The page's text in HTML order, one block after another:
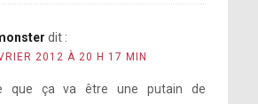
dit :
2012 À 20 H 17 MIN
que ça va être une putain de